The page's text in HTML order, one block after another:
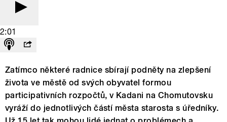
2:01
Zatímco některé radnice sbírají podněty na zlepšení
života ve městě od svých obyvatel formou
participativních rozpočtů, v Kadani na Chomutovsku
vyráží do jednotlivých částí města starosta s úředníky.